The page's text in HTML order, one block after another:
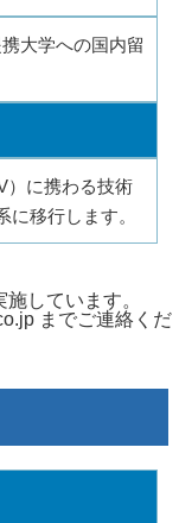
大学への国内留
）に携わる技術
移行します。
しています。
までご連絡くだ